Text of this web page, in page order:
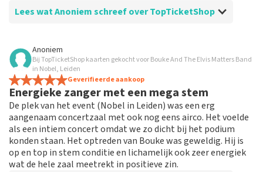
Lees wat Anoniem schreef over TopTicketShop
Beoordeling van Anoniem over
Komt afgesproken data na
Alles klopte, behalve dat er niets uitgeprint hoefde te
worden van het MGE, geen tassencontrole plaats vond
en wij voor ons pauzedrankje moesten betalen.
Anoniem
Bij TopTicketShop kaarten gekocht voor Bouke And The Elvis Matters Band
in Nobel, Leiden
Geverifieerde aankoop
Energieke zanger met een mega stem
De plek van het event (Nobel in Leiden) was een erg
aangenaam concertzaal met ook nog eens airco. Het voelde
als een intiem concert omdat we zo dicht bij het podium
konden staan. Het optreden van Bouke was geweldig. Hij is
op en top in stem conditie en lichamelijk ook zeer energiek
wat de hele zaal meetrekt in positieve zin.